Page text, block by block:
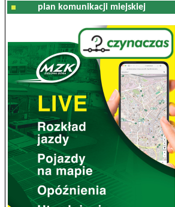
plan komunikacji miejskiej